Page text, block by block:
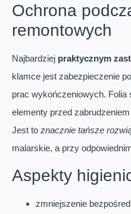
Ochrona
remontowych
Najbardziej praktycznym
klamce jest zabezpieczenie
prac wykończeniowych. Folia
elementy przed
Jest to znacznie tańsze
malarskie, a przy
Aspekty
zmniejszenie